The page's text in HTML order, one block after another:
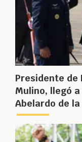
Presidente de
Mulino, llegó
Abelardo de